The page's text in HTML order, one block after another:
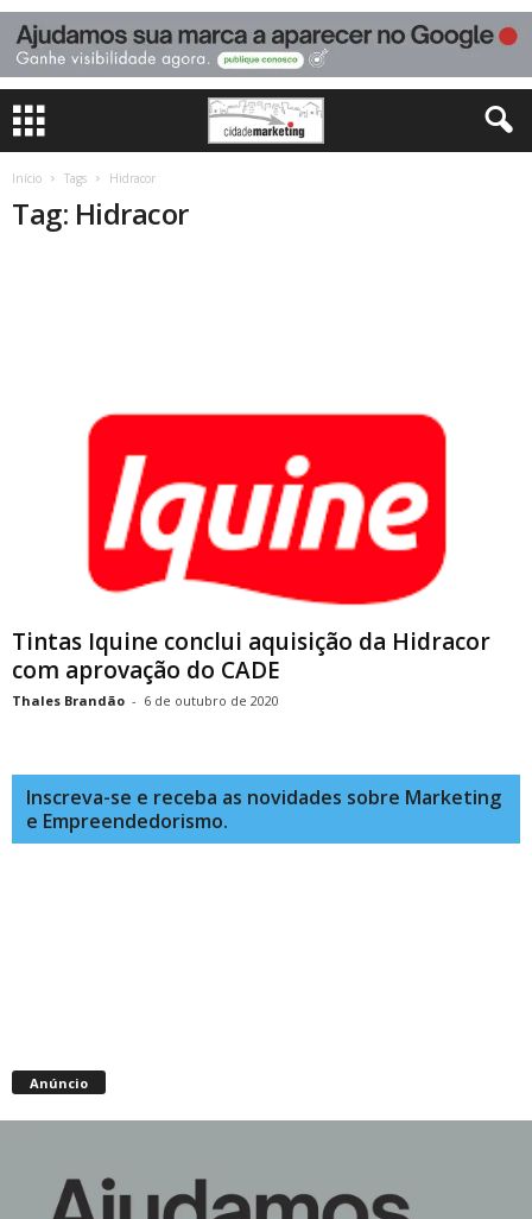
Início Tags Hidracor
Tag: Hidracor
Tintas Iquine conclui aquisição da Hidracor
com aprovação do CADE
Thales Brandão - 6 de outubro de 2020
Inscreva-se e receba as novidades sobre Marketing
e Empreendedorismo.
Anúncio